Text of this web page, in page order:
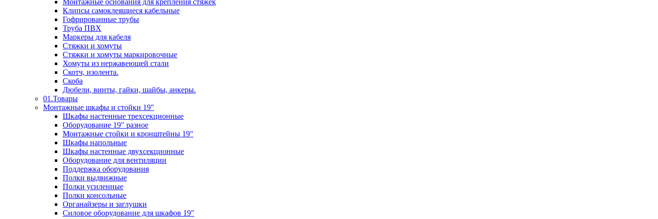
Монтажные основания для крепления стяжек
Клипсы самоклеящиеся кабельные
Гофрированные трубы
Труба ПВХ
Маркеры для кабеля
Стяжки и хомуты
Стяжки и хомуты маркировочные
Хомуты из нержавеющей стали
Скотч, изолента.
Скоба
Дюбели, винты, гайки, шайбы, анкеры.
01.Товары
Монтажные шкафы и стойки 19"
Шкафы настенные трехсекционные
Оборудование 19" разное
Монтажные стойки и кронштейны 19"
Шкафы напольные
Шкафы настенные двухсекционные
Оборудование для вентиляции
Поддержка оборудования
Полки выдвижные
Полки усиленные
Полки консольные
Органайзеры и заглушки
Силовое оборудование для шкафов 19"